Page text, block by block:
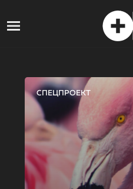
СПЕЦПРОЕКТ